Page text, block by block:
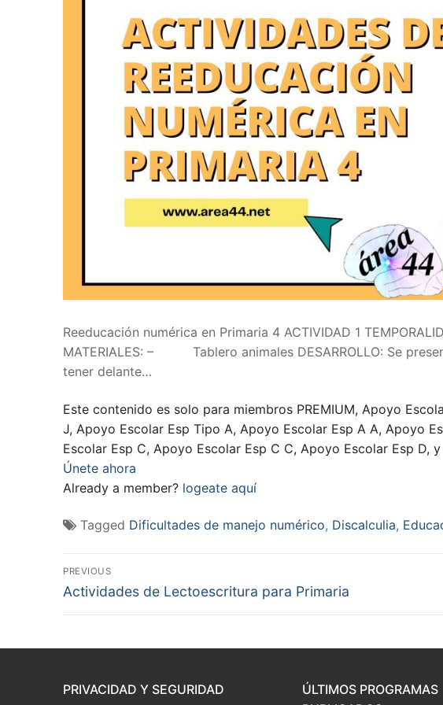
Reeducación numérica en Primaria 4 ACTIVIDAD 1
MATERIALES: – Tablero animales DESARROLLO: Se
tener delante…
Este contenido es solo para miembros PREMIUM, Apoyo
J, Apoyo Escolar Esp Tipo A, Apoyo Escolar Esp A A, Apoyo
Escolar Esp C, Apoyo Escolar Esp C C, Apoyo Escolar Esp D,
Únete ahora
Already a member? logeate aquí
Tagged Dificultades de manejo numérico, Discalculia,
Navegación
de
PREVIOUS
Previous
Actividades de Lectoescritura para Primaria
PRIVACIDAD Y SEGURIDAD
ÚLTIMOS PROGRAMAS